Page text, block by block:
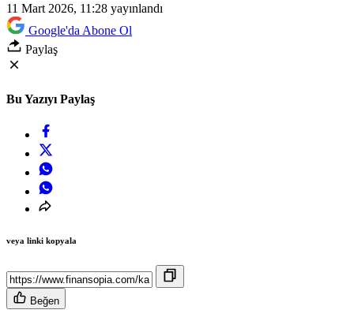
11 Mart 2026, 11:28 yayınlandı
Google'da Abone Ol
Paylaş
Bu Yazıyı Paylaş
veya linki kopyala
Beğen